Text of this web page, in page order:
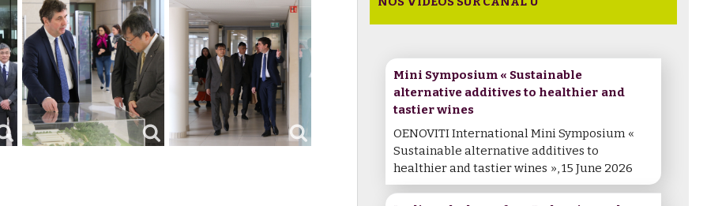
Mini Symposium « Sustainable
alternative additives to healthier and
tastier wines
OENOVITI International Mini Symposium «
Sustainable alternative additives to
healthier and tastier wines », 15 June 2026